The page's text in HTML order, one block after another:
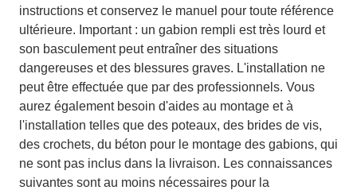
instructions et conservez le manuel pour toute référence
ultérieure. Important : un gabion rempli est très lourd et
son basculement peut entraîner des situations
dangereuses et des blessures graves. L'installation ne
peut être effectuée que par des professionnels. Vous
aurez également besoin d'aides au montage et à
l'installation telles que des poteaux, des brides de vis,
des crochets, du béton pour le montage des gabions, qui
ne sont pas inclus dans la livraison. Les connaissances
suivantes sont au moins nécessaires pour la